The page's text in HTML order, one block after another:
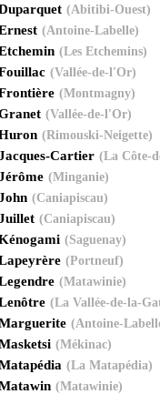
(Abitibi-Ouest)
(Antoine-Labelle)
(Les Etchemins)
(Vallée-de-l'Or)
(Montmagny)
(Vallée-de-l'Or)
(Rimouski-Neigette)
Cartier (La Côte-
(Minganie)
(Caniapiscau)
(Caniapiscau)
(Saguenay)
(Portneuf)
(Matawinie)
(La Vallée-de-la-
(Antoine-
(Mékinac)
(La Matapédia)
(Matawinie)